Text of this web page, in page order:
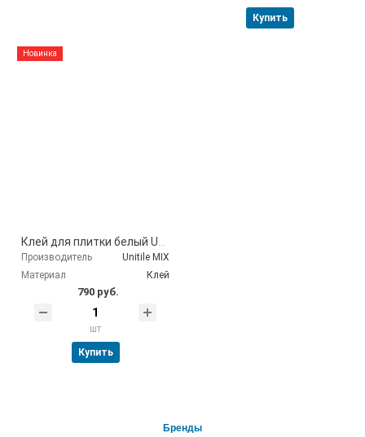
Купить
Новинка
Производитель
Unitile MIX
Материал
Клей
790 руб.
шт
Купить
Бренды